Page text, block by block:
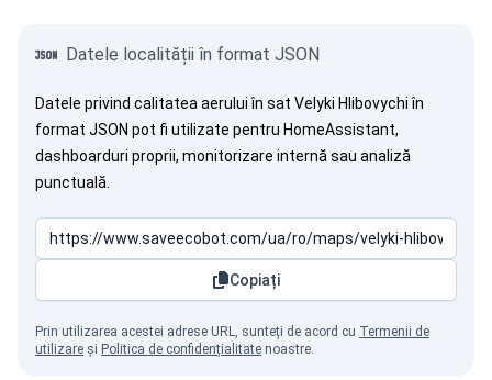
Datele localității în format JSON
Datele privind calitatea aerului în sat Velyki Hlibovychi în
format JSON pot fi utilizate pentru HomeAssistant,
dashboarduri proprii, monitorizare internă sau analiză
punctuală.
Copiați
Prin utilizarea acestei adrese URL, sunteți de acord cu Termenii de
utilizare și Politica de confidențialitate noastre.